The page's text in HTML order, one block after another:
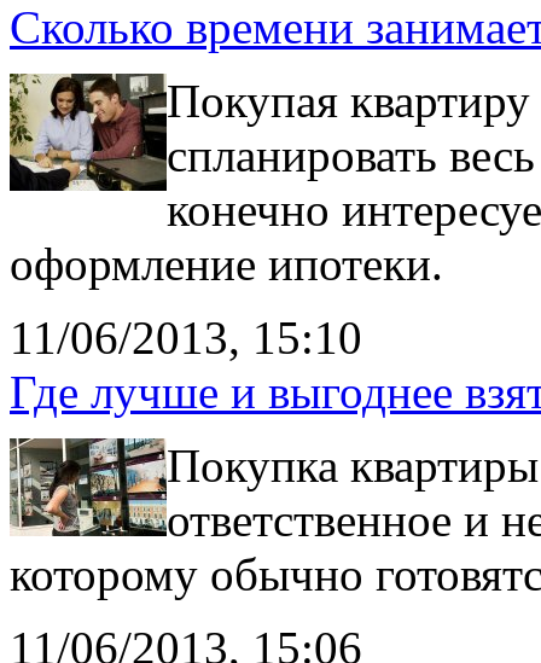
Сколько времени
Покупая
спланировать
конечно
оформление ипотеки.
11/06/2013, 15:10
Где лучше и выгоднее
Покупка
ответственное и
которому обычно
11/06/2013, 15:06